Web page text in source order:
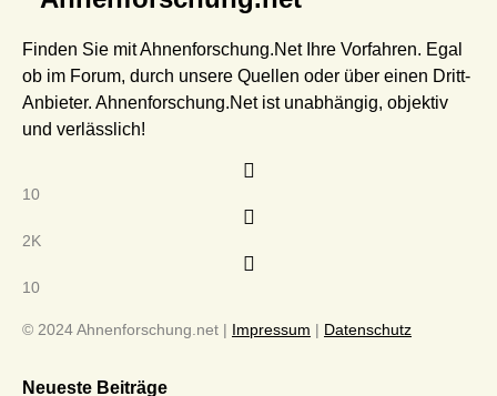
Finden Sie mit Ahnenforschung.Net Ihre Vorfahren. Egal
ob im Forum, durch unsere Quellen oder über einen Dritt-
Anbieter. Ahnenforschung.Net ist unabhängig, objektiv
und verlässlich!
10
2K
10
© 2024 Ahnenforschung.net | Impressum | Datenschutz
Neueste Beiträge